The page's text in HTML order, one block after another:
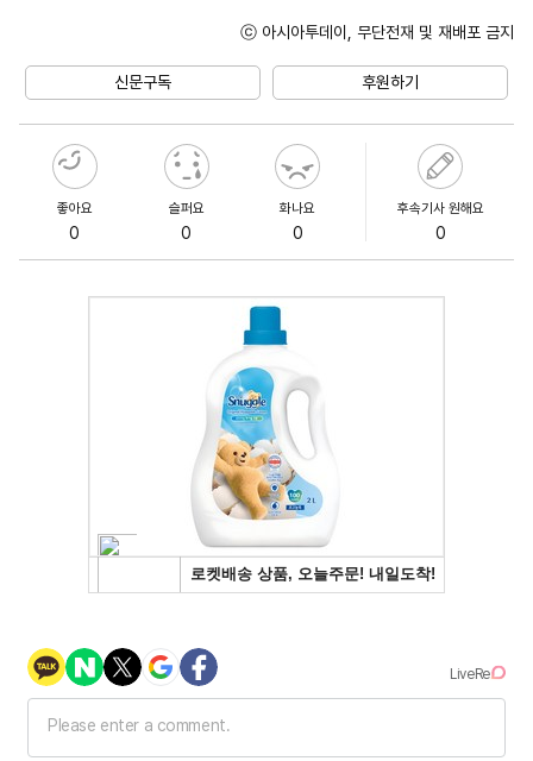
ⓒ 아시아투데이, 무단전재 및 재배포 금지
신문구독 후원하기
좋아요
0
슬퍼요
0
화나요
0
후속기사 원해요
0